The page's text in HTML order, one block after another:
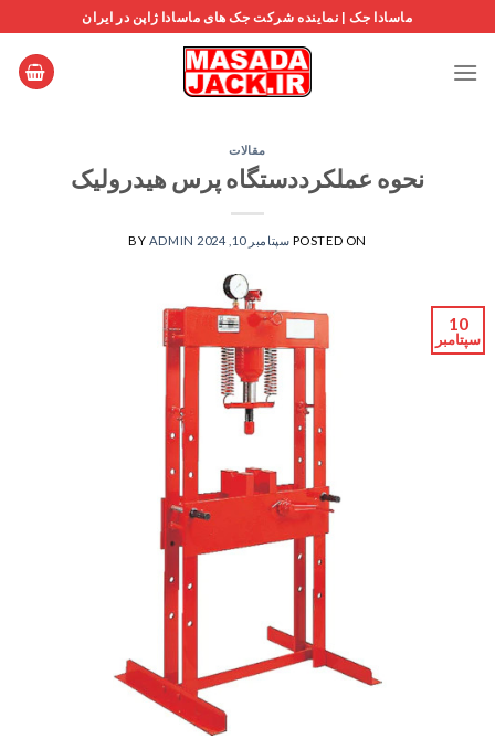
to
content
ماسادا جک | نماینده شرکت جک های ماسادا ژاپن در ایران
مقالات
نحوه عملکرددستگاه پرس هیدرولیک
POSTED ON سپتامبر 10, 2024 BY ADMIN
10
سپتامبر